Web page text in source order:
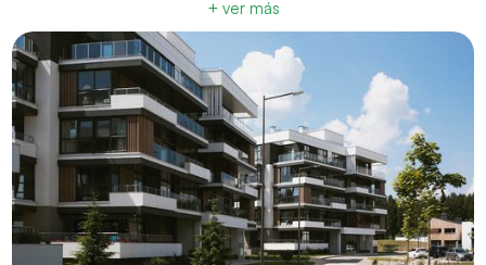
+ ver más